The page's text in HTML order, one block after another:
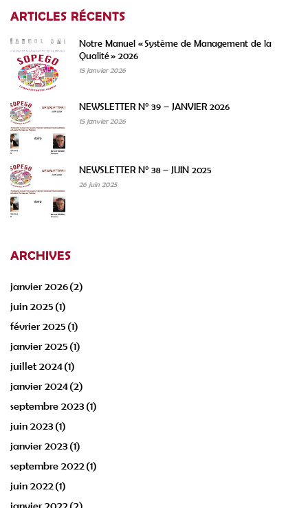
ARTICLES RÉCENTS
Notre Manuel « Système de Management de la
Qualité » 2026
15 janvier 2026
NEWSLETTER N° 39 – JANVIER 2026
15 janvier 2026
NEWSLETTER N° 38 – JUIN 2025
26 juin 2025
ARCHIVES
janvier 2026(2)
juin 2025 (1)
février 2025 (1)
janvier 2025 (1)
juillet 2024(1)
janvier 2024(2)
septembre 2023(1)
juin 2023(1)
janvier 2023(1)
septembre 2022 (1)
juin 2022 (1)
janvier 2022 (2)